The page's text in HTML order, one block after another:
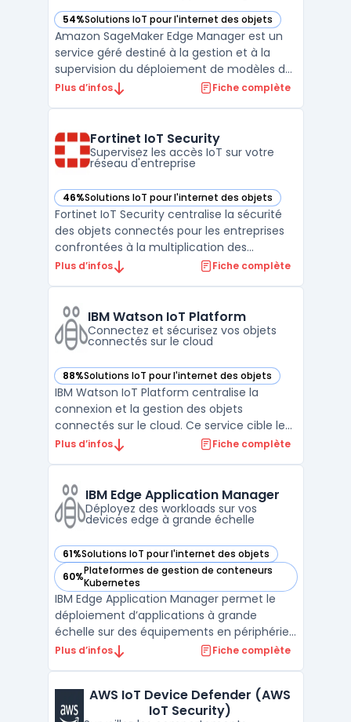
54%Solutions IoT pour l'internet des objets
— voir Amazon SageMaker Edge Manager dans cette
Amazon SageMaker Edge Manager est un
service géré destiné à la gestion et à la
supervision du déploiement de modèles de
machine learning sur des dispositifs en
de suivi de modèles de machine learning
sur des appareils distan ...
Plus d’infos Fiche complète
Fortinet IoT Security
Supervisez les accès IoT sur votre
réseau d'entreprise
46%Solutions IoT pour l'internet des objets
— voir Fortinet IoT Security dans cette catégorie
Fortinet IoT Security centralise la sécurité
des objets connectés pour les entreprises
confrontées à la multiplication des
terminaux sur leur réseau. L’arrivée massive
d’éviter les failles de sécurité. Sans visibilité
claire ...
Plus d’infos Fiche complète
IBM Watson IoT Platform
Connectez et sécurisez vos objets
connectés sur le cloud
88%Solutions IoT pour l'internet des objets
— voir IBM Watson IoT Platform dans cette catégorie
IBM Watson IoT Platform centralise la
connexion et la gestion des objets
connectés sur le cloud. Ce service cible les
entreprises souhaitant superviser à
équipements et structurer les flux de
données. Les gestionnaires d’actifs ...
Plus d’infos Fiche complète
IBM Edge Application Manager
Déployez des workloads sur vos
devices edge à grande échelle
61%Solutions IoT pour l'internet des objets
— voir IBM Edge Application Manager dans cette catégorie
60%Plateformes de gestion de conteneurs
Kubernetes
— voir IBM Edge Application Manager dans cette catégorie
IBM Edge Application Manager permet le
déploiement d’applications à grande
échelle sur des équipements en périphérie
de réseau. Les organisations ayant de
d’applications et de modèles ML, en
privilégiant une gest ...
Plus d’infos Fiche complète
AWS IoT Device Defender (AWS
IoT Security)